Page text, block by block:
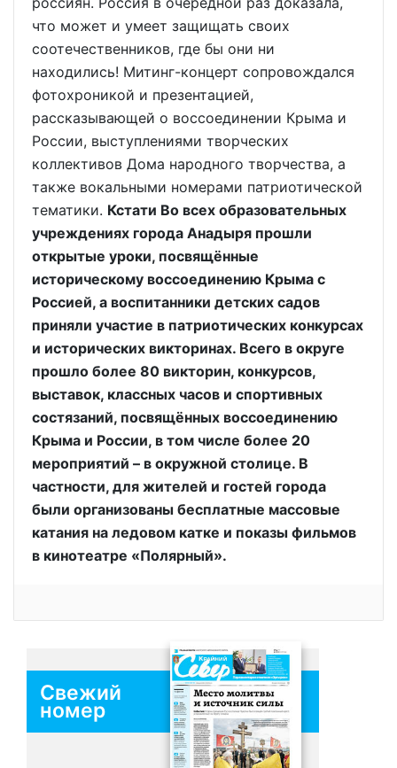
что может и умеет защищать своих
соотечественников, где бы они ни
находились! Митинг-концерт сопровождался
фотохроникой и презентацией,
рассказывающей о воссоединении Крыма и
России, выступлениями творческих
коллективов Дома народного творчества, а
также вокальными номерами патриотической
тематики. Кстати Во всех образовательных
учреждениях города Анадыря прошли
открытые уроки, посвящённые
историческому воссоединению Крыма с
Россией, а воспитанники детских садов
приняли участие в патриотических конкурсах
и исторических викторинах. Всего в округе
прошло более 80 викторин, конкурсов,
выставок, классных часов и спортивных
состязаний, посвящённых воссоединению
Крыма и России, в том числе более 20
мероприятий – в окружной столице. В
частности, для жителей и гостей города
были организованы бесплатные массовые
катания на ледовом катке и показы фильмов
в кинотеатре «Полярный».
Свежий
номер